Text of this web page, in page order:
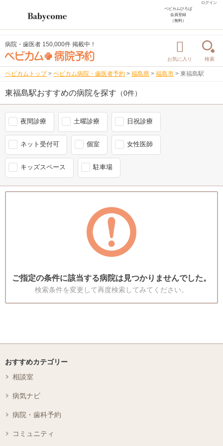
ログイン
ベビカムひろば
会員登録
（無料）
病院・歯医者 150,000件 掲載中！
お気に入り 検索
ベビカムトップ > ベビカム病院・歯医者予約 > 福島県 > 福島市 > 東福島駅
東福島駅おすすめの病院を探す （0件）
夜間診療 土曜診療 日祝診療
ネット受付可 個室 女性医師
キッズスペース 駐車場
ご指定の条件に該当する病院は見つかりませんでした。
検索条件を変更して再度検索してみてください。
おすすめカテゴリー
相談室
病気ナビ
病院・歯科予約
コミュニティ